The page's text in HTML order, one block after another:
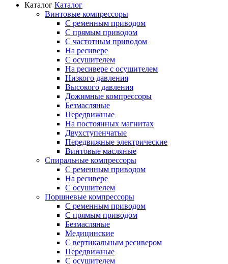
Каталог Каталог
Винтовые компрессоры
С ременным приводом
С прямым приводом
С частотным приводом
На ресивере
С осушителем
На ресивере с осушителем
Низкого давления
Высокого давления
Дожимные компрессоры
Безмасляные
Передвижные
На постоянных магнитах
Двухступенчатые
Передвижные электрические
Винтовые масляные
Спиральные компрессоры
С ременным приводом
На ресивере
С осушителем
Поршневые компрессоры
С ременным приводом
С прямым приводом
Безмасляные
Медицинские
С вертикальным ресивером
Передвижные
С осушителем